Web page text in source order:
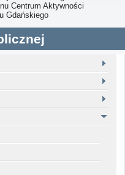
Centrum Aktywności
Gdańskiego